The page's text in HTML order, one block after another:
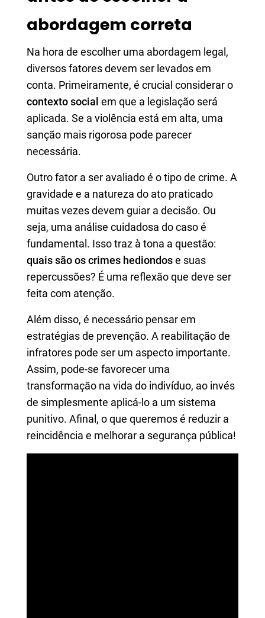
abordagem correta
Na hora de escolher uma abordagem legal,
diversos fatores devem ser levados em
conta. Primeiramente, é crucial considerar o
contexto social em que a legislação será
aplicada. Se a violência está em alta, uma
sanção mais rigorosa pode parecer
necessária.
Outro fator a ser avaliado é o tipo de crime. A
gravidade e a natureza do ato praticado
muitas vezes devem guiar a decisão. Ou
seja, uma análise cuidadosa do caso é
fundamental. Isso traz à tona a questão:
quais são os crimes hediondose suas
repercussões? É uma reflexão que deve ser
feita com atenção.
Além disso, é necessário pensar em
estratégias de prevenção. A reabilitação de
infratores pode ser um aspecto importante.
Assim, pode-se favorecer uma
transformação na vida do indivíduo, ao invés
de simplesmente aplicá-lo a um sistema
punitivo. Afinal, o que queremos é reduzir a
reincidência e melhorar a segurança pública!